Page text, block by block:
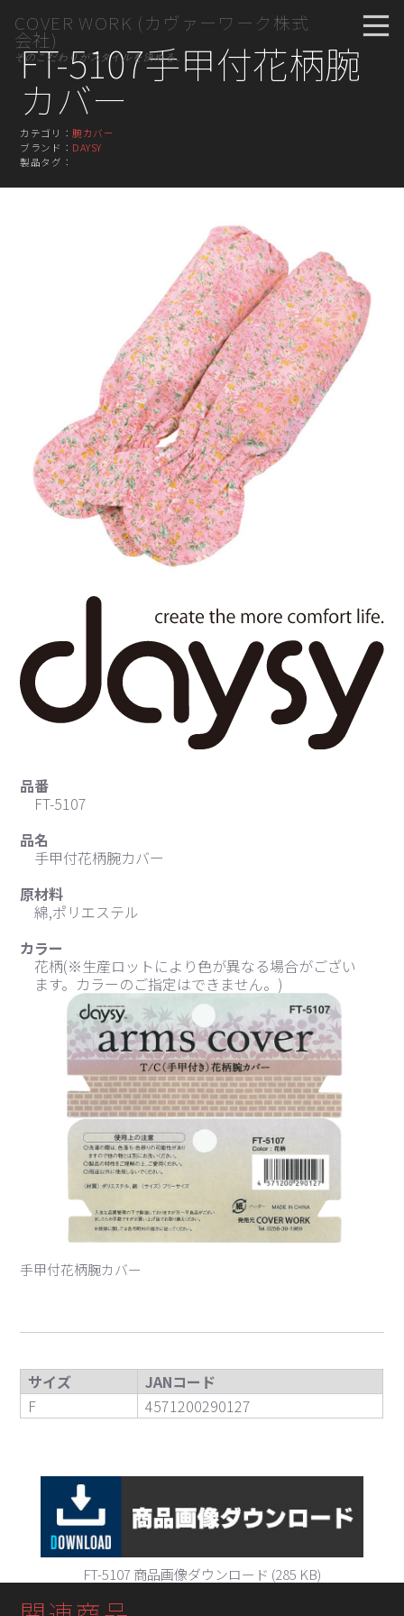
COVER WORK (カヴァーワーク株式
会社)
そのこだわりがスタイルを決める。
FT-5107手甲付花柄腕
カバー
カテゴリ：腕カバー
ブランド： DAYSY
製品タグ：
品番
FT-5107
品名
手甲付花柄腕カバー
原材料
綿,ポリエステル
カラー
花柄(※生産ロットにより色が異なる場合がござい
ます。カラーのご指定はできません。)
手甲付花柄腕カバー
サイズ
JANコード
F
4571200290127
FT-5107 商品画像ダウンロード (285 KB)